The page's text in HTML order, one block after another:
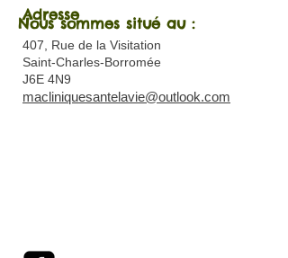
Adresse
Nous sommes situé au :
407, Rue de la Visitation
Saint-Charles-Borromée
J6E 4N9
macliniquesantelavie@outlook.com